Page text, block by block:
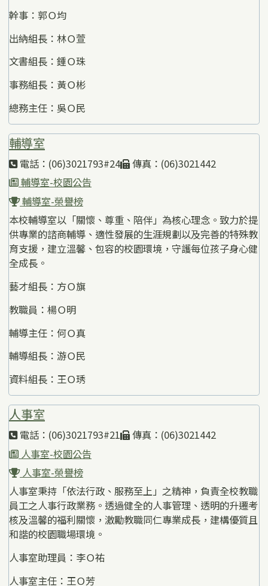
幹事：郭Ｏ均
出納組長：林Ｏ萱
文書組長：鍾Ｏ珠
事務組長：黃Ｏ彬
總務主任：吳Ｏ民
輔導室
電話：(06)3021793#24
傳真：(06)3021442
輔導室-校園公告
輔導室-榮譽榜
本校輔導室以「關懷、尊重、陪伴」為核心理念。致力於提
供專業的諮商輔導、適性發展的生涯規劃以及完善的特殊教
育支援，建立溫馨、包容的校園環境，守護每位孩子身心健
全成長。
藝才組長：方Ｏ旗
教職員：楊Ｏ明
輔導主任：何Ｏ真
輔導組長：游Ｏ民
資料組長：王Ｏ琇
人事室
電話：(06)3021793#21
傳真：(06)3021442
人事室-校園公告
人事室-榮譽榜
人事室秉持「依法行政、服務至上」之精神，負責全校教職
員工之人事行政業務。透過健全的人事管理、透明的升遷考
核及溫馨的福利關懷，激勵教職同仁專業成長，建構優質且
和諧的校園職場環境。
人事室助理員：李Ｏ祐
人事室主任：王Ｏ芳